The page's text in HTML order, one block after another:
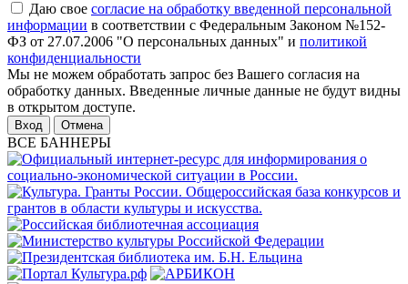
Даю свое согласие на обработку введенной персональной
информации в соответствии с Федеральным Законом №152-
ФЗ от 27.07.2006 "О персональных данных" и политикой
конфиденциальности
Мы не можем обработать запрос без Вашего согласия на
обработку данных. Введенные личные данные не будут видны
в открытом доступе.
Отмена
ВСЕ БАННЕРЫ